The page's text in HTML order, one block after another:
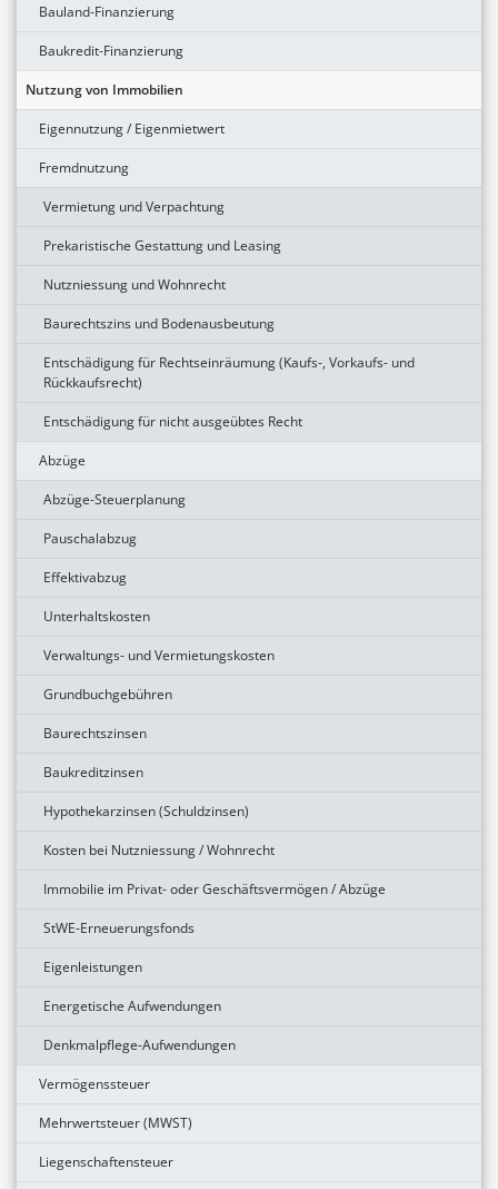
Bauland-Finanzierung
Baukredit-Finanzierung
Nutzung von Immobilien
Eigennutzung / Eigenmietwert
Fremdnutzung
Vermietung und Verpachtung
Prekaristische Gestattung und Leasing
Nutzniessung und Wohnrecht
Baurechtszins und Bodenausbeutung
Entschädigung für Rechtseinräumung (Kaufs-, Vorkaufs- und
Rückkaufsrecht)
Entschädigung für nicht ausgeübtes Recht
Abzüge
Abzüge-Steuerplanung
Pauschalabzug
Effektivabzug
Unterhaltskosten
Verwaltungs- und Vermietungskosten
Grundbuchgebühren
Baurechtszinsen
Baukreditzinsen
Hypothekarzinsen (Schuldzinsen)
Kosten bei Nutzniessung / Wohnrecht
Immobilie im Privat- oder Geschäftsvermögen / Abzüge
StWE-Erneuerungsfonds
Eigenleistungen
Energetische Aufwendungen
Denkmalpflege-Aufwendungen
Vermögenssteuer
Mehrwertsteuer (MWST)
Liegenschaftensteuer